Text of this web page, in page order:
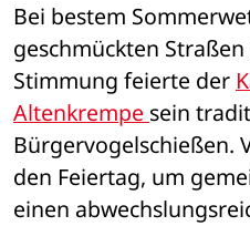
Bei bestem
geschmückten
Stimmung feierte der
Altenkrempe sein
Bürgervogelschießen.
den Feiertag, um
einen